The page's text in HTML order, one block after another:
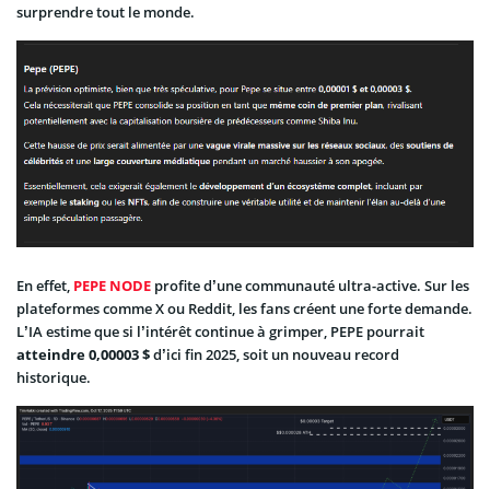
surprendre tout le monde.
En effet, PEPE NODE profite d’une communauté ultra-active. Sur les
plateformes comme X ou Reddit, les fans créent une forte demande.
L’IA estime que si l’intérêt continue à grimper, PEPE pourrait
atteindre 0,00003 $d’ici fin 2025, soit un nouveau record
historique.